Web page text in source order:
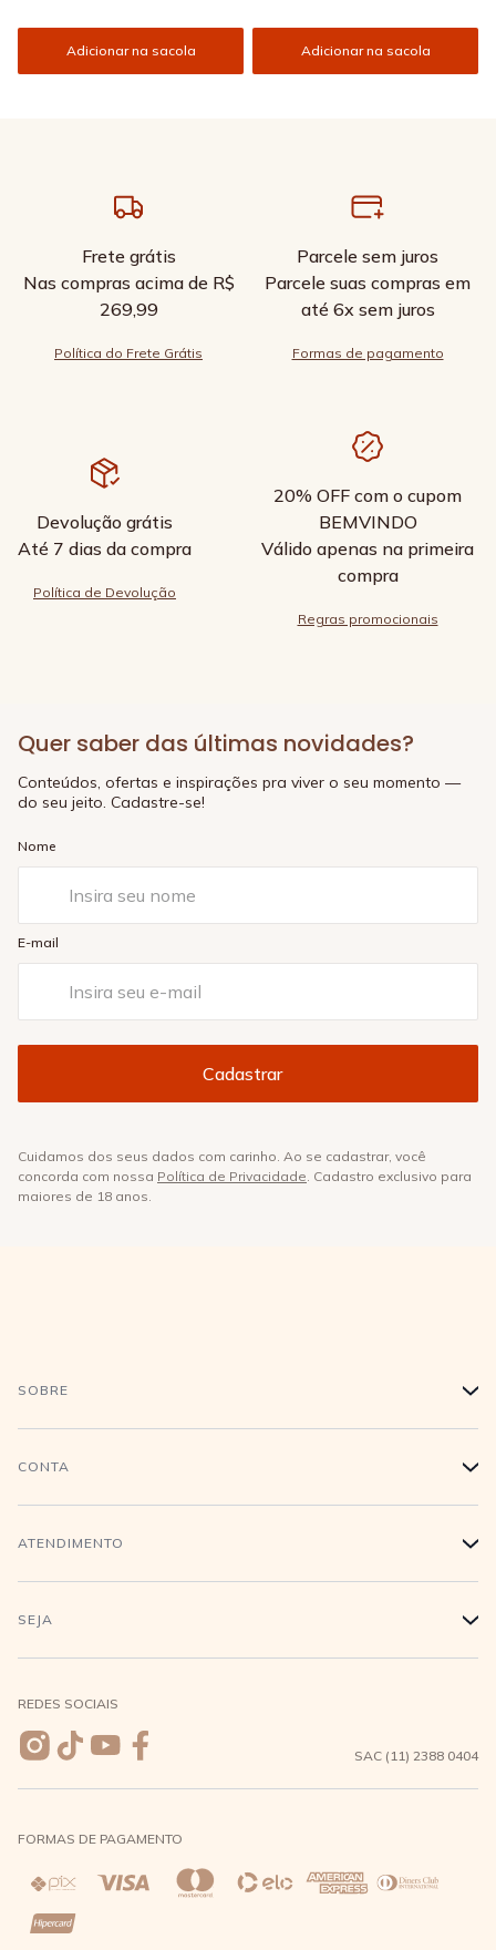
Adicionar na sacola Adicionar na sacola
Frete grátis
Nas compras acima de R$
269,99
Política do Frete Grátis
Parcele sem juros
Parcele suas compras em
até 6x sem juros
Formas de pagamento
Devolução grátis
Até 7 dias da compra
Política de Devolução
20% OFF com o cupom
BEMVINDO
Válido apenas na primeira
compra
Regras promocionais
Quer saber das últimas novidades?
Conteúdos, ofertas e inspirações pra viver o seu momento —
do seu jeito. Cadastre-se!
Nome
E-mail
Cuidamos dos seus dados com carinho. Ao se cadastrar, você
concorda com nossa Política de Privacidade. Cadastro exclusivo para
maiores de 18 anos.
SOBRE +
História
Conecte-se
CONTA +
Login
Meus pedidos
Wishlist
ATENDIMENTO +
Compra Segura
Entrega e Frete
Trocas e Devoluções
Direito de Arrependimento
Política de Privacidade
SEJA +
REDES SOCIAIS
SAC (11) 2388 0404
FORMAS DE PAGAMENTO